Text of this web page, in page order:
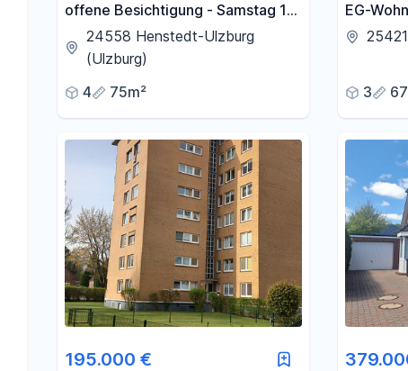
offene Besichtigung - Samstag 17-
18 Uhr - 4 Zimmer ETW inkl.
Garage
24558 Henstedt-Ulzburg
(Ulzburg)
4
75m²
EG-
3
195.000 €